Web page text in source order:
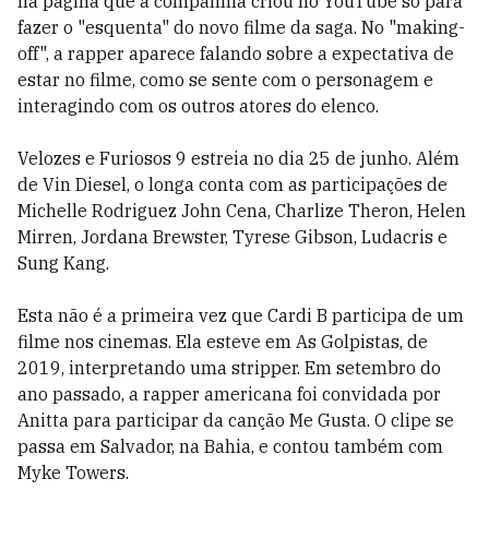
fazer o "esquenta" do novo filme da saga. No "making-
off", a rapper aparece falando sobre a expectativa de
estar no filme, como se sente com o personagem e
interagindo com os outros atores do elenco.
Velozes e Furiosos 9 estreia no dia 25 de junho. Além
de Vin Diesel, o longa conta com as participações de
Michelle Rodriguez John Cena, Charlize Theron, Helen
Mirren, Jordana Brewster, Tyrese Gibson, Ludacris e
Sung Kang.
Esta não é a primeira vez que Cardi B participa de um
filme nos cinemas. Ela esteve em As Golpistas, de
2019, interpretando uma stripper. Em setembro do
ano passado, a rapper americana foi convidada por
Anitta para participar da canção Me Gusta. O clipe se
passa em Salvador, na Bahia, e contou também com
Myke Towers.